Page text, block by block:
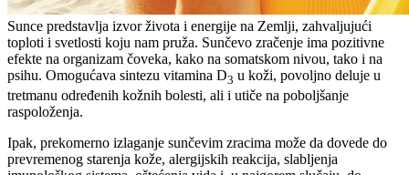
Sunce predstavlja izvor života i energije na Zemlji, zahvaljujući
toploti i svetlosti koju nam pruža. Sunčevo zračenje ima pozitivne
efekte na organizam čoveka, kako na somatskom nivou, tako i na
psihu. Omogućava sintezu vitamina D3 u koži, povoljno deluje u
tretmanu određenih kožnih bolesti, ali i utiče na poboljšanje
raspoloženja.
Ipak, prekomerno izlaganje sunčevim zracima može da dovede do
prevremenog starenja kože, alergijskih reakcija, slabljenja